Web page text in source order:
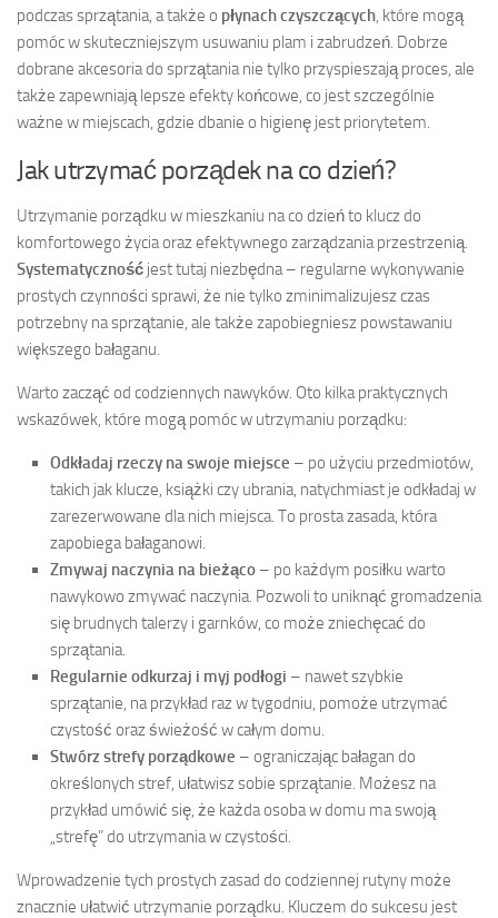
podczas sprzątania, a także o płynach czyszczących, które mogą
pomóc w skuteczniejszym usuwaniu plam i zabrudzeń. Dobrze
dobrane akcesoria do sprzątania nie tylko przyspieszają proces, ale
także zapewniają lepsze efekty końcowe, co jest szczególnie
ważne w miejscach, gdzie dbanie o higienę jest priorytetem.
Jak utrzymać porządek na co dzień?
Utrzymanie porządku w mieszkaniu na co dzień to klucz do
komfortowego życia oraz efektywnego zarządzania przestrzenią.
Systematyczność jest tutaj niezbędna – regularne wykonywanie
prostych czynności sprawi, że nie tylko zminimalizujesz czas
potrzebny na sprzątanie, ale także zapobiegniesz powstawaniu
większego bałaganu.
Warto zacząć od codziennych nawyków. Oto kilka praktycznych
wskazówek, które mogą pomóc w utrzymaniu porządku:
Odkładaj rzeczy na swoje miejsce – po użyciu przedmiotów,
takich jak klucze, książki czy ubrania, natychmiast je odkładaj w
zarezerwowane dla nich miejsca. To prosta zasada, która
zapobiega bałaganowi.
Zmywaj naczynia na bieżąco – po każdym posiłku warto
nawykowo zmywać naczynia. Pozwoli to uniknąć gromadzenia
się brudnych talerzy i garnków, co może zniechęcać do
sprzątania.
Regularnie odkurzaj i myj podłogi – nawet szybkie
sprzątanie, na przykład raz w tygodniu, pomoże utrzymać
czystość oraz świeżość w całym domu.
Stwórz strefy porządkowe – ograniczając bałagan do
określonych stref, ułatwisz sobie sprzątanie. Możesz na
przykład umówić się, że każda osoba w domu ma swoją
„strefę” do utrzymania w czystości.
Wprowadzenie tych prostych zasad do codziennej rutyny może
znacznie ułatwić utrzymanie porządku. Kluczem do sukcesu jest